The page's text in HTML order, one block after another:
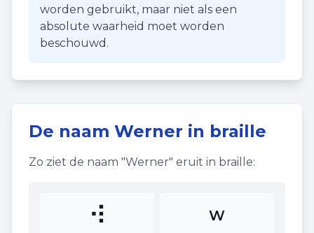
worden gebruikt, maar niet als een
absolute waarheid moet worden
beschouwd.
De naam Werner in braille
Zo ziet de naam "Werner" eruit in braille:
⠺ W